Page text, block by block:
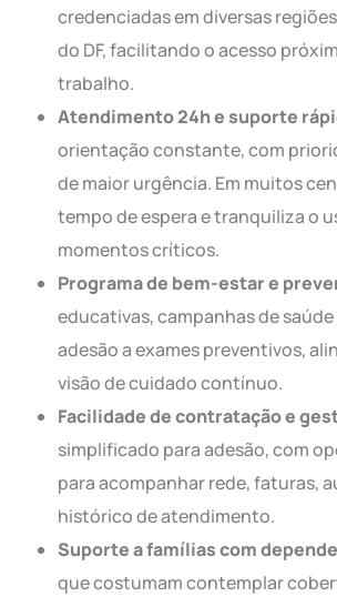
credenciadas em diversas
do DF, facilitando o acesso
trabalho.
Atendimento 24h e suporte
orientação constante, com
de maior urgência. Em muitos
tempo de espera e tranquiliza o
momentos críticos.
Programa de bem-estar e
educativas, campanhas de
adesão a exames preventivos,
visão de cuidado contínuo.
Facilidade de contratação e
simplificado para adesão, com
para acompanhar rede, faturas,
histórico de atendimento.
Suporte a famílias com
que costumam contemplar